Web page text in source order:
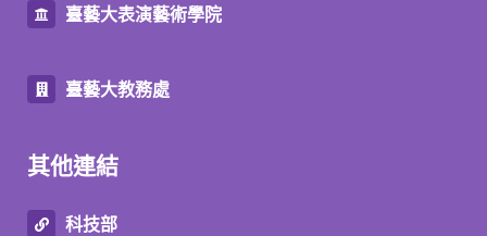
臺藝大表演藝術學院
臺藝大教務處
其他連結
科技部